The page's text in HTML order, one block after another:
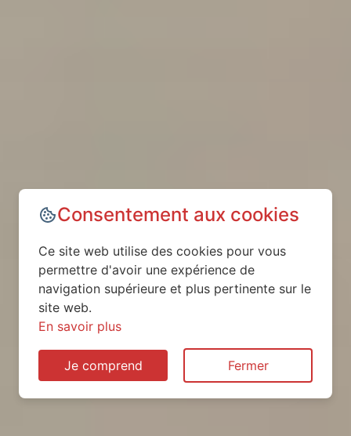
Consentement aux cookies
Ce site web utilise des cookies pour vous
permettre d'avoir une expérience de
navigation supérieure et plus pertinente sur le
site web.
En savoir plus
Je comprend Fermer